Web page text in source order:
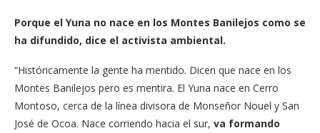
Porque el Yuna no nace en los Montes Banilejos como se
ha difundido, dice el activista ambiental.
“Históricamente la gente ha mentido. Dicen que nace en los
Montes Banilejos pero es mentira. El Yuna nace en Cerro
Montoso, cerca de la línea divisora de Monseñor Nouel y San
José de Ocoa. Nace corriendo hacia el sur, va formando